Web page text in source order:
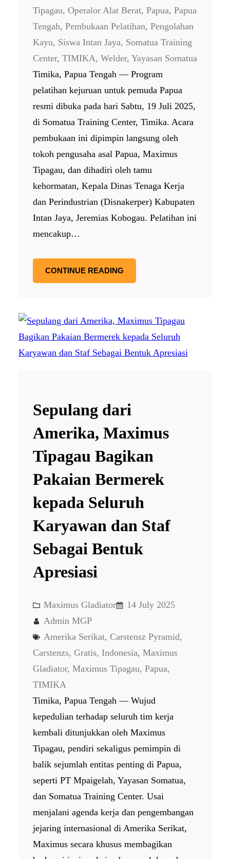
Tipagau, Operalor Alat Berat, Papua, Papua
Tengah, Pembukaan Pelatihan, Pengolahan
Kayu, Siswa Intan Jaya, Somatua Training
Center, TIMIKA, Welder, Yayasan Somatua
Timika, Papua Tengah — Program
pelatihan kejuruan untuk pemuda Papua
resmi dibuka pada hari Sabtu, 19 Juli 2025,
di Somatua Training Center, Timika. Acara
pembukaan ini dipimpin langsung oleh
tokoh pengusaha asal Papua, Maximus
Tipagau, dan dihadiri oleh tamu
kehormatan, Kepala Dinas Tenaga Kerja
dan Perindustrian (Disnakerper) Kabupaten
Intan Jaya, Jeremias Kobogau. Pelatihan ini
mencakup…
CONTINUE READING
Sepulang dari
Amerika, Maximus
Tipagau Bagikan
Pakaian Bermerek
kepada Seluruh
Karyawan dan Staf
Sebagai Bentuk
Apresiasi
Maximus Gladiator
14 July 2025
Admin MGP
Amerika Serikat, Carstensz Pyramid
Carstenzs, Gratis, Indonesia, Maximus
Gladiator, Maximus Tipagau, Papua
TIMIKA
Timika, Papua Tengah — Wujud
kepedulian terhadap seluruh tim kerja
kembali ditunjukkan oleh Maximus
Tipagau, pendiri sekaligus pemimpin di
balik sejumlah entitas penting di Papua,
seperti PT Mpaigelah, Yayasan Somatua,
dan Somatua Training Center. Usai
menjalani agenda kerja dan pengembangan
jejaring internasional di Amerika Serikat,
Maximus secara khusus membagikan